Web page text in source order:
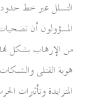
التسلل عبر خط حدود
المسؤولون أن
من الإرهاب بشكل
هوية القتلى
المتزايدة وتأثيرات